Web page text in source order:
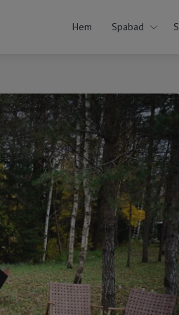
Hem Spabad